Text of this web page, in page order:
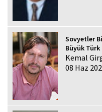
Sovyetler
Büyük Türk
Kemal
08 Haz